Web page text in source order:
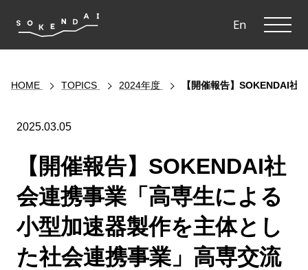
En
HOME TOPICS 2024年度 【開催報告】SOKENDAI社
2025.03.05
【開催報告】SOKENDAI社
会連携事業「高専生による
小型加速器製作を主体とし
た社会連携事業」高専交流